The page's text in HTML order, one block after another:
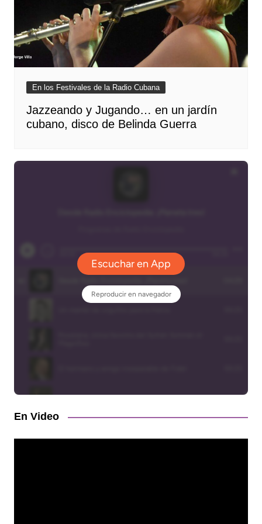
En los Festivales de la Radio Cubana
Jazzeando y Jugando… en un jardín
cubano, disco de Belinda Guerra
En Video